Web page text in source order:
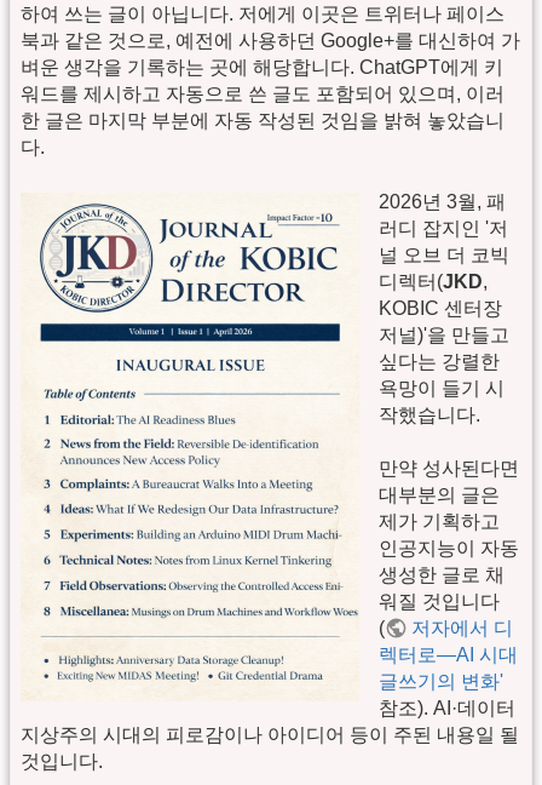
하여 쓰는 글이 아닙니다. 저에게 이곳은 트위터나 페이스
북과 같은 것으로, 예전에 사용하던 Google+를 대신하여 가
벼운 생각을 기록하는 곳에 해당합니다. ChatGPT에게 키
워드를 제시하고 자동으로 쓴 글도 포함되어 있으며, 이러
한 글은 마지막 부분에 자동 작성된 것임을 밝혀 놓았습니
다.
2026년 3월, 패
러디 잡지인 '저
널 오브 더 코빅
디렉터(JKD,
KOBIC 센터장
저널)'을 만들고
싶다는 강렬한
욕망이 들기 시
작했습니다.
만약 성사된다면
대부분의 글은
제가 기획하고
인공지능이 자동
생성한 글로 채
워질 것입니다
(
저자에서 디
렉터로—AI 시대
글쓰기의 변화'
참조). AI·데이터
지상주의 시대의 피로감이나 아이디어 등이 주된 내용일 될
것입니다.